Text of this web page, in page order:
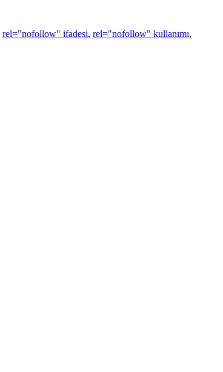
rel="nofollow" ifadesi, rel="nofollow" kullanımı,